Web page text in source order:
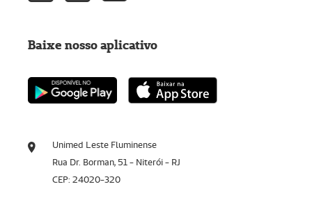
Unimed Leste Fluminense
Rua Dr. Borman, 51 - Niterói - RJ
CEP: 24020-320
Baixe nosso aplicativo